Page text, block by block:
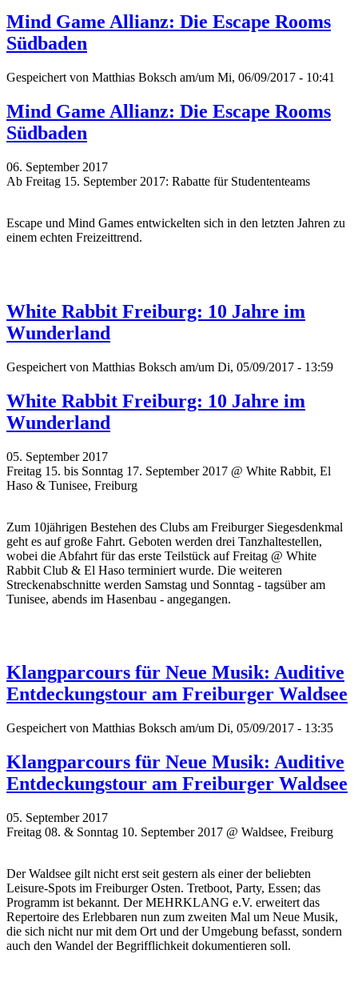
Mind Game Allianz: Die Escape Rooms
Südbaden
Gespeichert von Matthias Boksch am/um Mi, 06/09/2017 - 10:41
Mind Game Allianz: Die Escape Rooms
Südbaden
06. September 2017
Ab Freitag 15. September 2017: Rabatte für Studententeams
Escape und Mind Games entwickelten sich in den letzten Jahren zu
einem echten Freizeittrend.
White Rabbit Freiburg: 10 Jahre im
Wunderland
Gespeichert von Matthias Boksch am/um Di, 05/09/2017 - 13:59
White Rabbit Freiburg: 10 Jahre im
Wunderland
05. September 2017
Freitag 15. bis Sonntag 17. September 2017 @ White Rabbit, El
Haso & Tunisee, Freiburg
Zum 10jährigen Bestehen des Clubs am Freiburger Siegesdenkmal
geht es auf große Fahrt. Geboten werden drei Tanzhaltestellen,
wobei die Abfahrt für das erste Teilstück auf Freitag @ White
Rabbit Club & El Haso terminiert wurde. Die weiteren
Streckenabschnitte werden Samstag und Sonntag - tagsüber am
Tunisee, abends im Hasenbau - angegangen.
Klangparcours für Neue Musik: Auditive
Entdeckungstour am Freiburger Waldsee
Gespeichert von Matthias Boksch am/um Di, 05/09/2017 - 13:35
Klangparcours für Neue Musik: Auditive
Entdeckungstour am Freiburger Waldsee
05. September 2017
Freitag 08. & Sonntag 10. September 2017 @ Waldsee, Freiburg
Der Waldsee gilt nicht erst seit gestern als einer der beliebten
Leisure-Spots im Freiburger Osten. Tretboot, Party, Essen; das
Programm ist bekannt. Der MEHRKLANG e.V. erweitert das
Repertoire des Erlebbaren nun zum zweiten Mal um Neue Musik,
die sich nicht nur mit dem Ort und der Umgebung befasst, sondern
auch den Wandel der Begrifflichkeit dokumentieren soll.